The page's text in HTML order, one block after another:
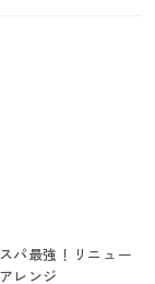
パ最強！リニュー
レンジ